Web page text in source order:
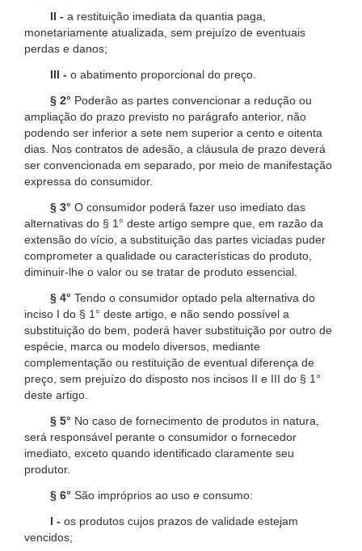
II - a restituição imediata da quantia paga,
monetariamente atualizada, sem prejuízo de eventuais
perdas e danos;
III - o abatimento proporcional do preço.
§ 2° Poderão as partes convencionar a redução ou
ampliação do prazo previsto no parágrafo anterior, não
podendo ser inferior a sete nem superior a cento e oitenta
dias. Nos contratos de adesão, a cláusula de prazo deverá
ser convencionada em separado, por meio de manifestação
expressa do consumidor.
§ 3° O consumidor poderá fazer uso imediato das
alternativas do § 1° deste artigo sempre que, em razão da
extensão do vício, a substituição das partes viciadas puder
comprometer a qualidade ou características do produto,
diminuir-lhe o valor ou se tratar de produto essencial.
§ 4° Tendo o consumidor optado pela alternativa do
inciso I do § 1° deste artigo, e não sendo possível a
substituição do bem, poderá haver substituição por outro de
espécie, marca ou modelo diversos, mediante
complementação ou restituição de eventual diferença de
preço, sem prejuízo do disposto nos incisos II e III do § 1°
deste artigo.
§ 5° No caso de fornecimento de produtos in natura,
será responsável perante o consumidor o fornecedor
imediato, exceto quando identificado claramente seu
produtor.
§ 6° São impróprios ao uso e consumo:
I - os produtos cujos prazos de validade estejam
vencidos;